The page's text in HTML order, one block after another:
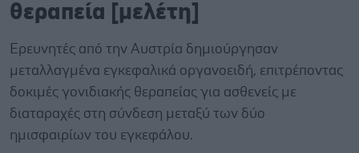
θεραπεία [μελέτη]
Ερευνητές από την Αυστρία δημιούργησαν
μεταλλαγμένα εγκεφαλικά οργανοειδή, επιτρέποντας
δοκιμές γονιδιακής θεραπείας για ασθενείς με
διαταραχές στη σύνδεση μεταξύ των δύο
ημισφαιρίων του εγκεφάλου.